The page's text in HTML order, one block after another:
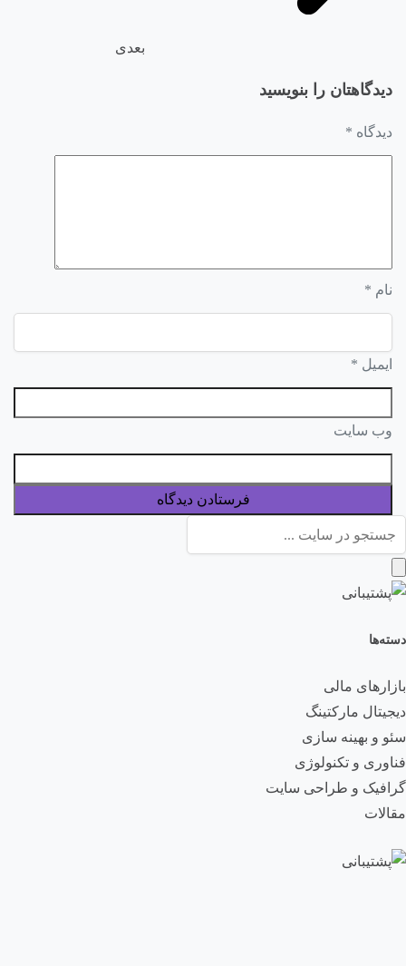
بعدی
دیدگاهتان را بنویسید
دیدگاه *
نام *
ایمیل *
وب‌ سایت
دسته‌ها
بازارهای مالی
دیجیتال مارکتینگ
سئو و بهینه سازی
فناوری و تکنولوژی
گرافیک و طراحی سایت
مقالات